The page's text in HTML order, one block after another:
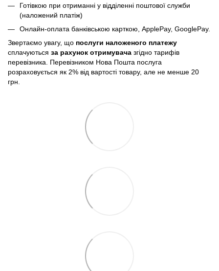
Готівкою при отриманні у відділенні поштової служби
(наложений платіж)
Онлайн-оплата банківською карткою, ApplePay, GooglePay.
Звертаємо увагу, що послуги наложеного платежу
сплачуються за рахунок отримувача згідно тарифів
перевізника. Перевізником Нова Пошта послуга
розраховується як 2% від вартості товару, але не менше 20
грн.